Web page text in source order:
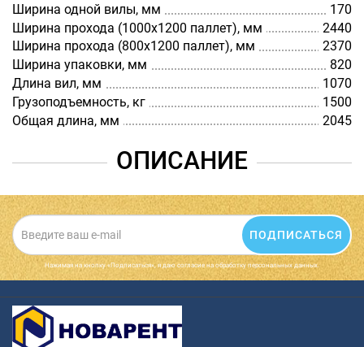
Ширина одной вилы, мм
170
Ширина прохода (1000х1200 паллет), мм
2440
Ширина прохода (800х1200 паллет), мм
2370
Ширина упаковки, мм
820
Длина вил, мм
1070
Грузоподъемность, кг
1500
Общая длина, мм
2045
ОПИСАНИЕ
ПОДПИСАТЬСЯ
Нажимая на кнопку «Подписаться», я даю cогласие на обработку персональных данных.